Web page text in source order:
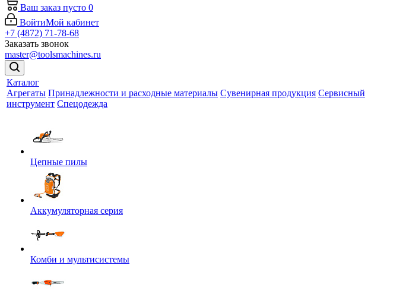
Ваш заказ пусто 0
ВойтиМой кабинет
+7 (4872) 71-78-68
Заказать звонок
master@toolsmachines.ru
Каталог
Агрегаты Принадлежности и расходные материалы Сувенирная продукция Сервисный
инструмент Спецодежда
Цепные пилы
Аккумуляторная серия
Комби и мультисистемы